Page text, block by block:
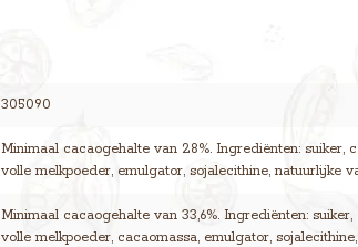
305090
Minimaal cacaogehalte van 28%. Ingrediënten: suiker,
volle melkpoeder, emulgator, sojalecithine, natuurlijke
Minimaal cacaogehalte van 33,6%. Ingrediënten: suiker,
volle melkpoeder, cacaomassa, emulgator,